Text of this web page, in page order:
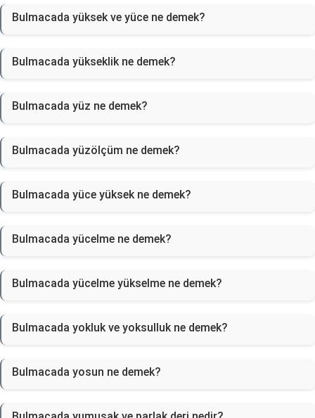
Bulmacada yüksek ve yüce ne demek?
Bulmacada yükseklik ne demek?
Bulmacada yüz ne demek?
Bulmacada yüzölçüm ne demek?
Bulmacada yüce yüksek ne demek?
Bulmacada yücelme ne demek?
Bulmacada yücelme yükselme ne demek?
Bulmacada yokluk ve yoksulluk ne demek?
Bulmacada yosun ne demek?